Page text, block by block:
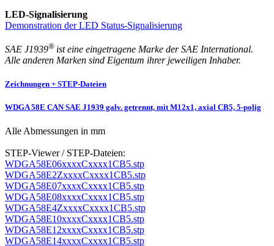
LED-Signalisierung
Demonstration der LED Status-Signalisierung
SAE J1939® ist eine eingetragene Marke der SAE International.
Alle anderen Marken sind Eigentum ihrer jeweiligen Inhaber.
Zeichnungen + STEP-Dateien
WDGA 58E CAN SAE J1939 galv. getrennt, mit M12x1, axial CB5, 5-polig
Alle Abmessungen in mm
STEP-Viewer / STEP-Dateien:
WDGA58E06xxxxCxxxx1CB5.stp
WDGA58E2ZxxxxCxxxx1CB5.stp
WDGA58E07xxxxCxxxx1CB5.stp
WDGA58E08xxxxCxxxx1CB5.stp
WDGA58E4ZxxxxCxxxx1CB5.stp
WDGA58E10xxxxCxxxx1CB5.stp
WDGA58E12xxxxCxxxx1CB5.stp
WDGA58E14xxxxCxxxx1CB5.stp